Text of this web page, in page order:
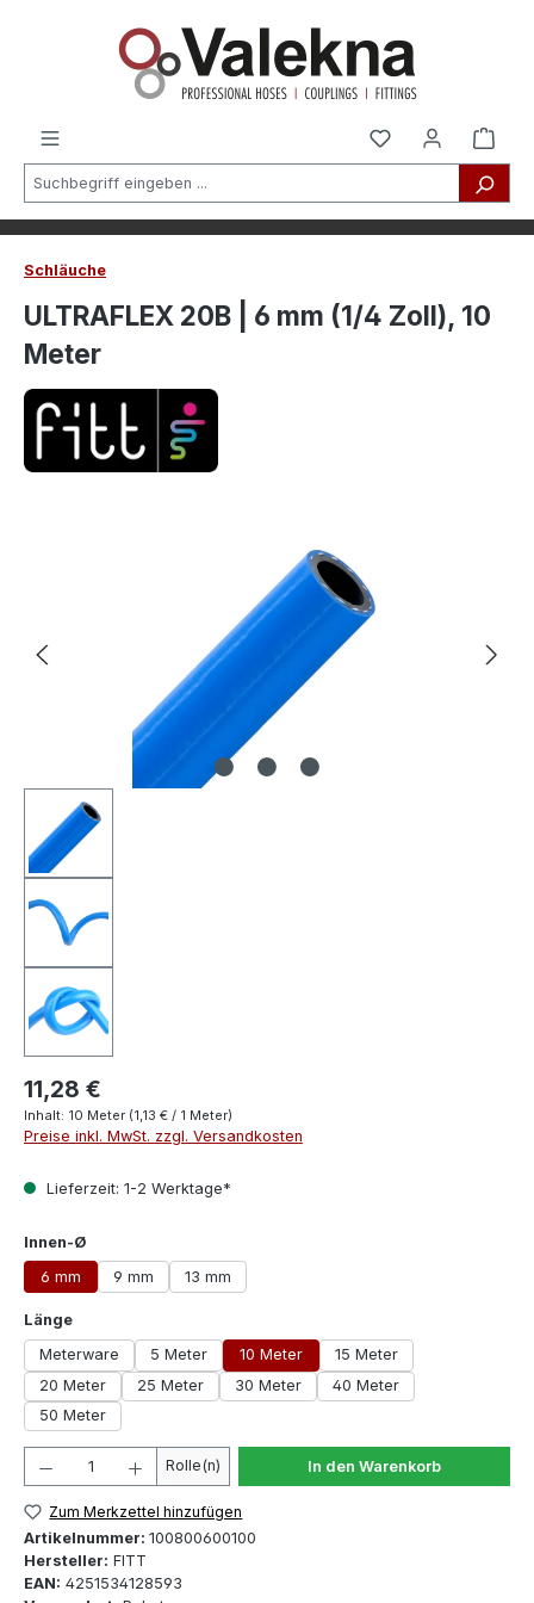
Schläuche
ULTRAFLEX 20B | 6 mm (1/4 Zoll), 10
Meter
11,28 €
Inhalt: 10 Meter (1,13 € / 1 Meter)
Preise inkl. MwSt. zzgl. Versandkosten
Lieferzeit: 1-2 Werktage*
Innen-Ø
6 mm
9 mm 13 mm
Längeauswählen
Meterware
5 Meter 10 Meter
15 Meter
20 Meter
25 Meter 30 Meter
40 Meter
50 Meter
Produkt Anzahl: Gib den gewünschten Wert ein
Rolle(n) In den Warenkorb
Zum Merkzettel hinzufügen
Artikelnummer: 100800600100
Hersteller: FITT
EAN: 4251534128593